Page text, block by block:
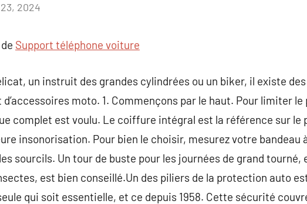
2024
Support téléphone voiture
un instruit des grandes cylindrées ou un biker, il existe
moto. 1. Commençons par le haut. Pour limiter le
complet est voulu. Le coiffure intégral est la référence sur le
insonorisation. Pour bien le choisir, mesurez votre bandeau à
sourcils. Un tour de buste pour les journées de grand tourné,
est bien conseillé.Un des piliers de la protection auto
qui soit essentielle, et ce depuis 1958. Cette sécurité